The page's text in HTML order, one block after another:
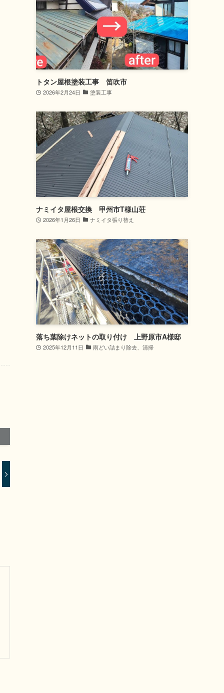
トタン屋根塗装工事 笛吹市
2026年2月24日 塗装工事
ナミイタ屋根交換 甲州市T様山荘
2026年1月26日 ナミイタ張り替え
落ち葉除けネットの取り付け 上野原市A様邸
2025年12月11日 雨どい詰まり除去、清掃